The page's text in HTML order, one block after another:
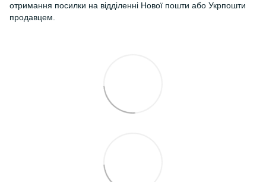
отримання посилки на відділенні Нової пошти або Укрпошти
продавцем.